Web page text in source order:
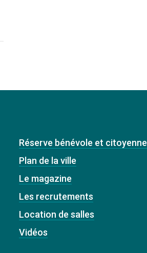
Réserve bénévole et citoyenne
Plan de la ville
Le magazine
Les recrutements
Location de salles
Vidéos